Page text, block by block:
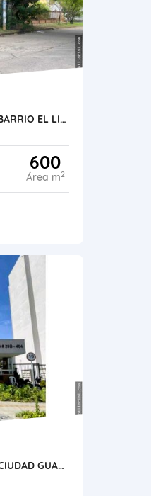
VENDO CASA ESQUINERA EN CALI BARRIO EL LIDO AREA LOTE 384 RENTA 10 M
600
Área m2
APARTAMENTO ALQUILER YUMBO CIUDAD GUABINAS GUATAPE 2 ALCOBAS VISTA 1A